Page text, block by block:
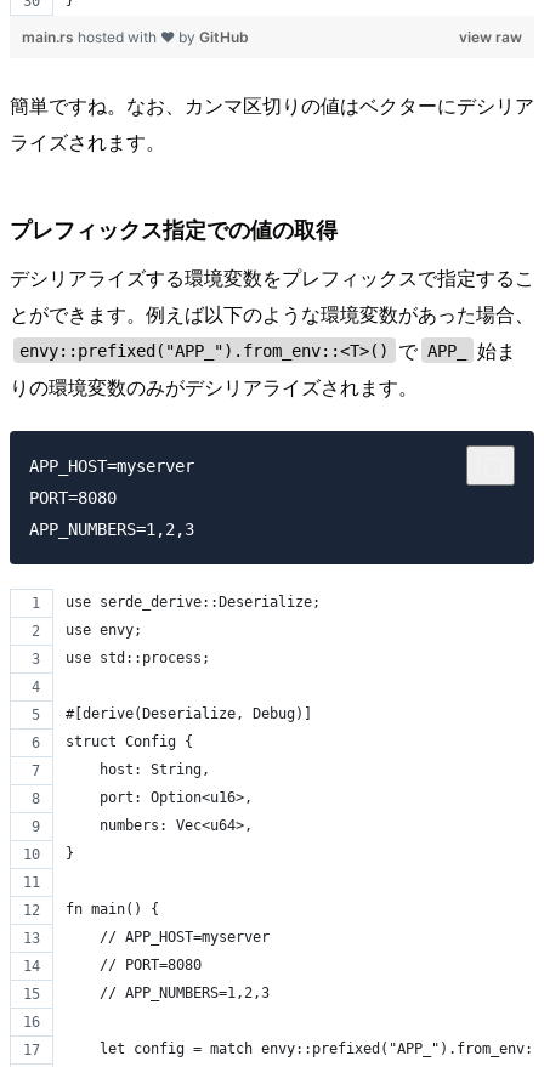
view raw
main.rs hosted with ❤ by GitHub
簡単ですね。なお、カンマ区切りの値はベクターにデシリア
ライズされます。
プレフィックス指定での値の取得
デシリアライズする環境変数をプレフィックスで指定するこ
とができます。例えば以下のような環境変数があった場合、
envy::prefixed("APP_").from_env::<T>() で APP_
始ま
りの環境変数のみがデシリアライズされます。
APP_HOST=myserver
PORT=8080
use serde_derive::Deserialize;
use envy;
use std::process;
#[derive(Deserialize, Debug)]
struct Config {
    host: String,
    port: Option<u16>,
    numbers: Vec<u64>,
}
fn main() {
    // APP_HOST=myserver
    // PORT=8080
    // APP_NUMBERS=1,2,3
let config = match